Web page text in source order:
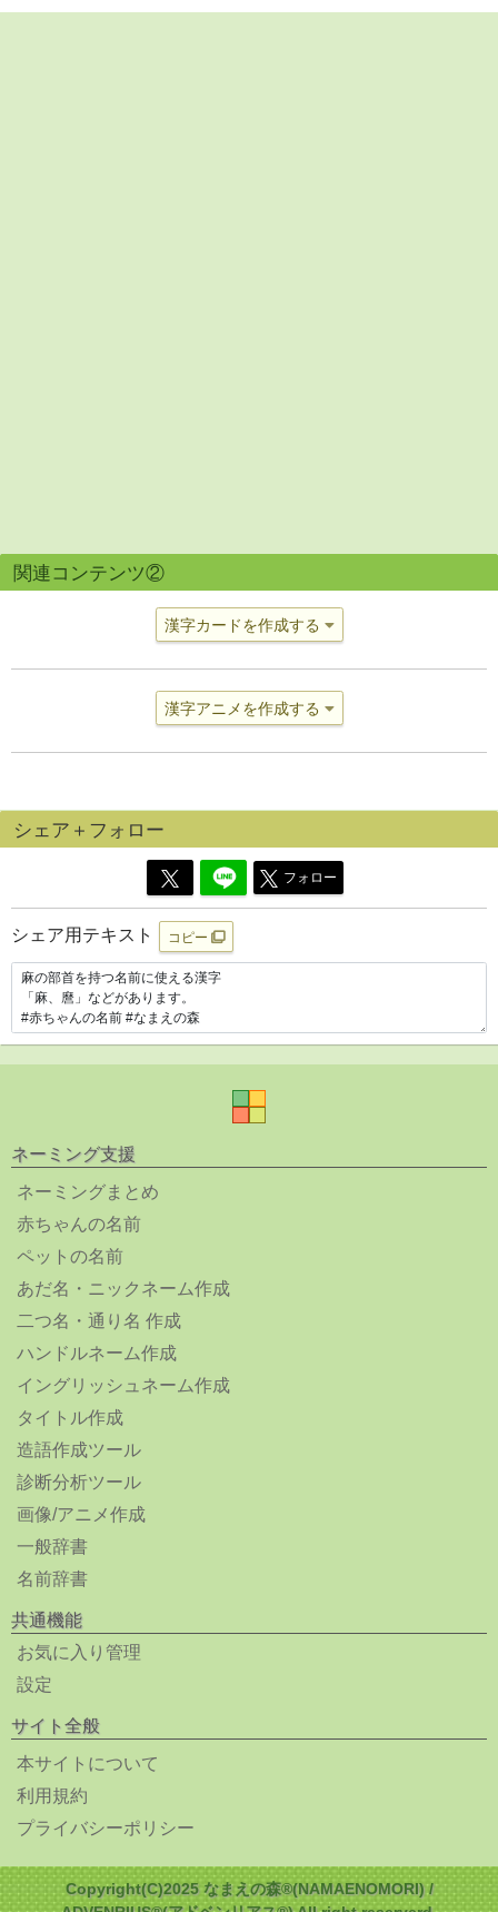
関連コンテンツ②
漢字カードを作成する
漢字アニメを作成する
シェア＋フォロー
フォロー
シェア用テキスト コピー
ネーミング支援
ネーミングまとめ
赤ちゃんの名前
ペットの名前
あだ名・ニックネーム作成
二つ名・通り名 作成
ハンドルネーム作成
イングリッシュネーム作成
タイトル作成
造語作成ツール
診断分析ツール
画像/アニメ作成
一般辞書
名前辞書
共通機能
お気に入り管理
設定
サイト全般
本サイトについて
利用規約
プライバシーポリシー
Copyright(C)2025 なまえの森®(NAMAENOMORI) /